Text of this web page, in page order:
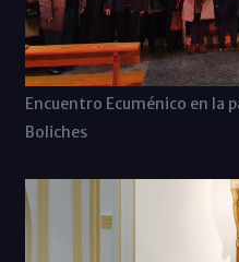
Encuentro Ecuménico en la
Boliches